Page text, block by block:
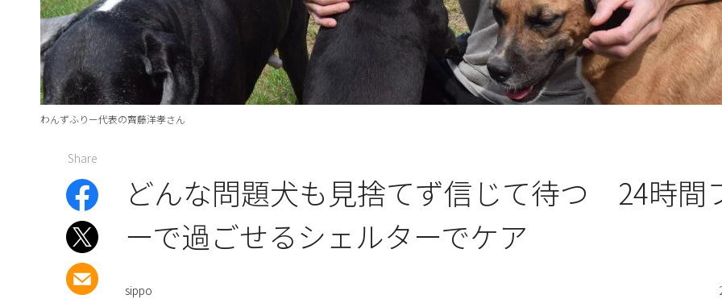
わんずふりー代表の齊藤洋孝さん
Share
どんな問題犬も見捨てず信じて待つ 24時間
ーで過ごせるシェルターでケア
sippo